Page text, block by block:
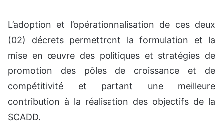
L’adoption et l’opérationnalisation de ces deux
(02) décrets permettront la formulation et la
mise en œuvre des politiques et stratégies de
promotion des pôles de croissance et de
compétitivité et partant une meilleure
contribution à la réalisation des objectifs de la
SCADD.